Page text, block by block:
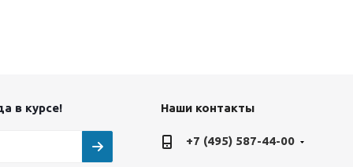
в курсе! Наши контакты
+7 (495) 587-44-00